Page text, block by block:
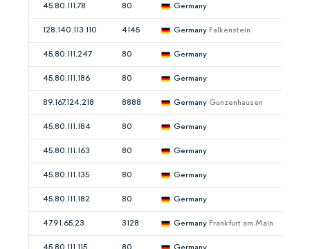
45.80.111.78 80 Germany
128.140.113.110 4145 Germany Falkenstein
45.80.111.247 80 Germany
45.80.111.186 80 Germany
89.167.124.218 8888 Germany Gunzenhausen
45.80.111.184 80 Germany
45.80.111.163 80 Germany
45.80.111.135 80 Germany
45.80.111.182 80 Germany
47.91.65.23 3128 Germany Frankfurt am Main
45.80.111.115 80 Germany